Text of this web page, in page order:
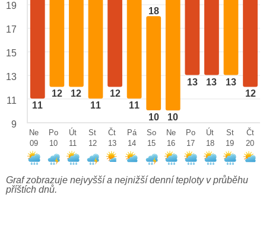
11
12 12
11
12
11
18
10 10
13 13 13
12
19
17
15
13
11
9
Ne
09
Po
10
Út
11
St
12
Čt
13
Pá
14
So
15
Ne
16
Po
17
Út
18
St
19
Čt
20
Graf zobrazuje nejvyšší a nejnižší denní teploty v průběhu
příštích dnů.